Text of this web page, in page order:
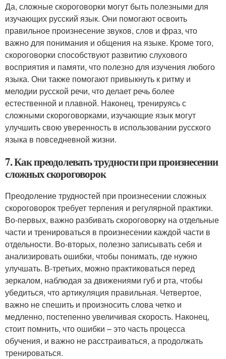
Да, сложные скороговорки могут быть полезными для
изучающих русский язык. Они помогают освоить
правильное произнесение звуков, слов и фраз, что
важно для понимания и общения на языке. Кроме того,
скороговорки способствуют развитию слухового
восприятия и памяти, что полезно для изучения любого
языка. Они также помогают привыкнуть к ритму и
мелодии русской речи, что делает речь более
естественной и плавной. Наконец, тренируясь с
сложными скороговорками, изучающие язык могут
улучшить свою уверенность в использовании русского
языка в повседневной жизни.
7. Как преодолевать трудности при произнесении
сложных скороговорок
Преодоление трудностей при произнесении сложных
скороговорок требует терпения и регулярной практики.
Во-первых, важно разбивать скороговорку на отдельные
части и тренироваться в произнесении каждой части в
отдельности. Во-вторых, полезно записывать себя и
анализировать ошибки, чтобы понимать, где нужно
улучшать. В-третьих, можно практиковаться перед
зеркалом, наблюдая за движениями губ и рта, чтобы
убедиться, что артикуляция правильная. Четвертое,
важно не спешить и произносить слова четко и
медленно, постепенно увеличивая скорость. Наконец,
стоит помнить, что ошибки – это часть процесса
обучения, и важно не расстраиваться, а продолжать
тренироваться.